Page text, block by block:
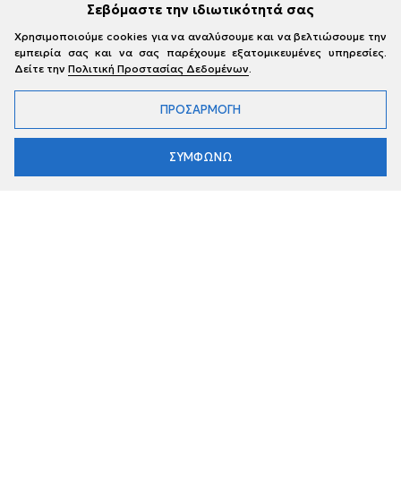
Σεβόμαστε την ιδιωτικότητά σας
Χρησιμοποιούμε cookies για να αναλύσουμε και να βελτιώσουμε την
εμπειρία σας και να σας παρέχουμε εξατομικευμένες υπηρεσίες.
Δείτε την Πολιτική Προστασίας Δεδομένων.
ΠΡΟΣΑΡΜΟΓΗ
ΣΥΜΦΩΝΩ